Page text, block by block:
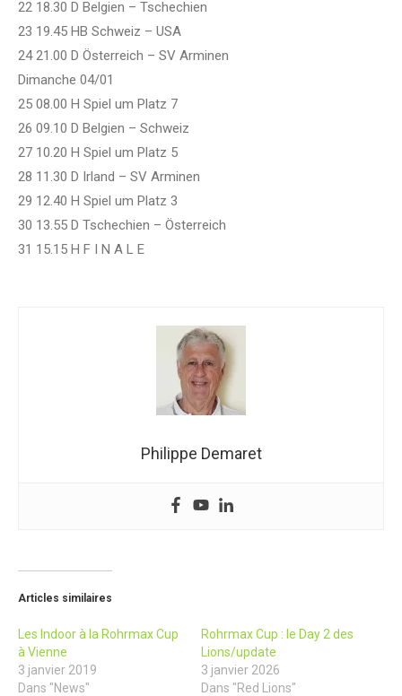
22 18.30 D Belgien – Tschechien
23 19.45 HB Schweiz – USA
24 21.00 D Österreich – SV Arminen
Dimanche 04/01
25 08.00 H Spiel um Platz 7
26 09.10 D Belgien – Schweiz
27 10.20 H Spiel um Platz 5
28 11.30 D Irland – SV Arminen
29 12.40 H Spiel um Platz 3
30 13.55 D Tschechien – Österreich
31 15.15 H F I N A L E
Philippe Demaret
Articles similaires
Les Indoor à la Rohrmax Cup
à Vienne
3 janvier 2019
Dans "News"
Rohrmax Cup : le Day 2 des
Lions/update
3 janvier 2026
Dans "Red Lions"